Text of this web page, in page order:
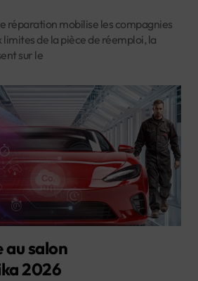
réparation mobilise les compagnies
limites de la pièce de réemploi, la
sur le
salon
2026